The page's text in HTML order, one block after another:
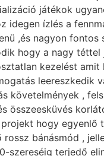
játékok
idegen ízlés a
,és nagyon fontos
hogy a nagy téttel
kezelést amit
leereszkedik
követelmények ,
összeesküvés
hogy egyenlő
rossz bánásmód ,
szereséig terjedő